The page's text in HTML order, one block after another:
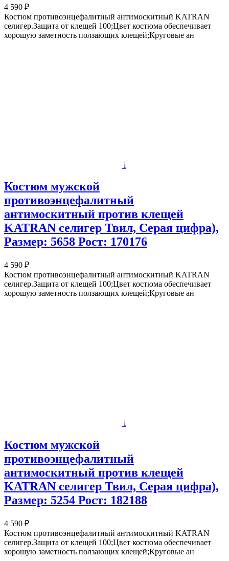
4 590 ₽
Костюм противоэнцефалитный антимоскитный KATRAN
селигер.Защита от клещей 100;Цвет костюма обеспечивает
хорошую заметность ползающих клещей;Круговые ан
i
Костюм мужской
противоэнцефалитный
антимоскитный против клещей
KATRAN селигер Твил, Серая цифра),
Размер: 5658 Рост: 170176
4 590 ₽
Костюм противоэнцефалитный антимоскитный KATRAN
селигер.Защита от клещей 100;Цвет костюма обеспечивает
хорошую заметность ползающих клещей;Круговые ан
i
Костюм мужской
противоэнцефалитный
антимоскитный против клещей
KATRAN селигер Твил, Серая цифра),
Размер: 5254 Рост: 182188
4 590 ₽
Костюм противоэнцефалитный антимоскитный KATRAN
селигер.Защита от клещей 100;Цвет костюма обеспечивает
хорошую заметность ползающих клещей;Круговые ан